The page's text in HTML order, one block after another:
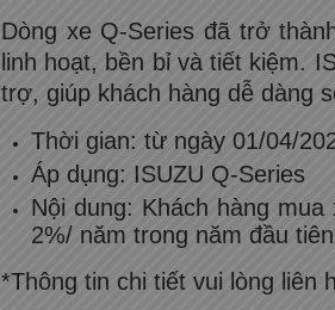
Dòng xe Q-Series đã trở
linh hoạt, bền bỉ và tiết kiệm.
trợ, giúp khách hàng dễ dàng
Thời gian: từ ngày 01/04/
Áp dụng: ISUZU Q-Series
Nội dung: Khách hàng
2%/ năm trong năm đầu
*Thông tin chi tiết vui lòng liên